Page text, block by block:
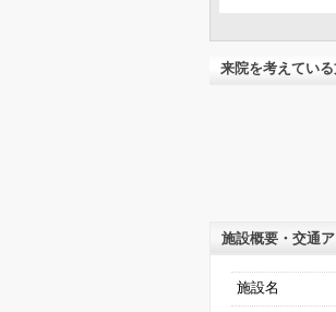
来院を考えてい
施設概要・交通
施設名